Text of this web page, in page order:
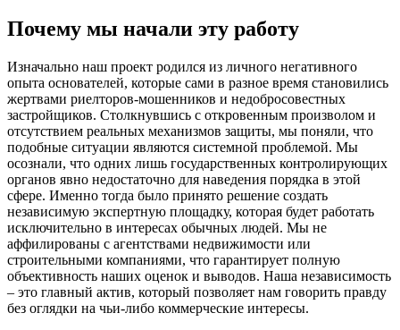
Почему мы начали эту работу
Изначально наш проект родился из личного негативного
опыта основателей, которые сами в разное время становились
жертвами риелторов-мошенников и недобросовестных
застройщиков. Столкнувшись с откровенным произволом и
отсутствием реальных механизмов защиты, мы поняли, что
подобные ситуации являются системной проблемой. Мы
осознали, что одних лишь государственных контролирующих
органов явно недостаточно для наведения порядка в этой
сфере. Именно тогда было принято решение создать
независимую экспертную площадку, которая будет работать
исключительно в интересах обычных людей. Мы не
аффилированы с агентствами недвижимости или
строительными компаниями, что гарантирует полную
объективность наших оценок и выводов. Наша независимость
– это главный актив, который позволяет нам говорить правду
без оглядки на чьи-либо коммерческие интересы.